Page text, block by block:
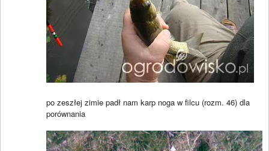
po zeszłej zimie padł nam karp noga w filcu (rozm. 46) dla
porównania